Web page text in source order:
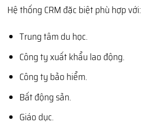
Hệ thống CRM đặc biệt phù hợp với:
Trung tâm du học.
Công ty xuất khẩu lao động.
Công ty bảo hiểm.
Bất động sản.
Giáo dục.